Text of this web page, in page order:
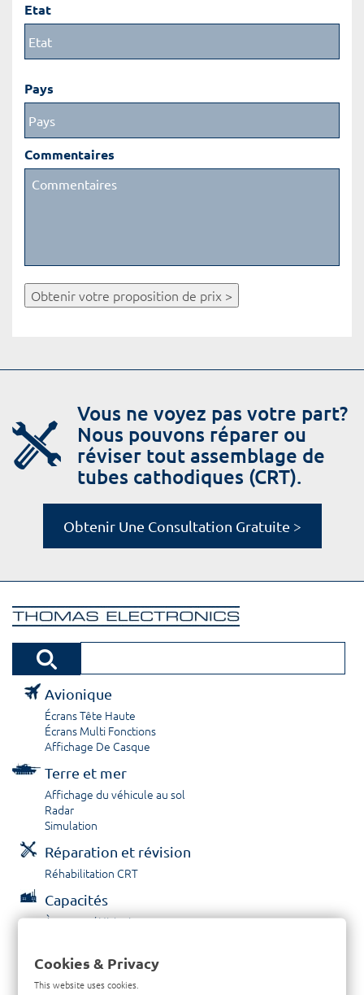
Etat
Pays
Commentaires
Obtenir votre proposition de prix >
Vous ne voyez pas votre part?
Nous pouvons réparer ou
réviser tout assemblage de
tubes cathodiques (CRT).
Obtenir Une Consultation Gratuite >
Avionique
Écrans Tête Haute
Écrans Multi Fonctions
Affichage De Casque
Terre et mer
Affichage du véhicule au sol
Radar
Simulation
Réparation et révision
Réhabilitation CRT
Capacités
À propos / Historique
Contactez nous
Cookies & Privacy
This website uses cookies.